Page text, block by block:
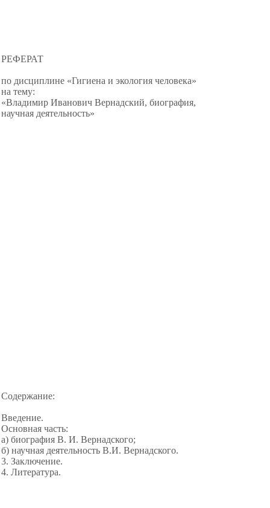
РЕФЕРАТ
по дисциплине «Гигиена и экология человека»
на тему:
«Владимир Иванович Вернадский, биография,
научная деятельность»
Содержание:
Введение.
Основная часть:
а) биография В. И. Вернадского;
б) научная деятельность В.И. Вернадского.
3. Заключение.
4. Литература.